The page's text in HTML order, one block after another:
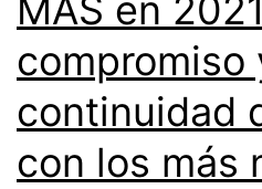
MAS en
compromiso
continuidad
con los más